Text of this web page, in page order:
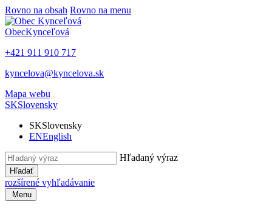
Rovno na obsah Rovno na menu
ObecKynceľová
+421 911 910 717
kyncelova@kyncelova.sk
Mapa webu
SKSlovensky
SKSlovensky
ENEnglish
Hľadaný výraz
Hľadať
rozšírené vyhľadávanie
Menu